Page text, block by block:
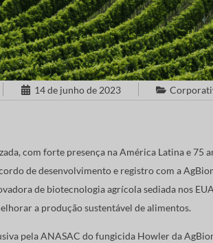
14 de junho de 2023
com forte presença na América Latina e 75
de desenvolvimento e registro com a
de biotecnologia agrícola sediada nos
a produção sustentável de alimentos.
pela ANASAC do fungicida Howler da